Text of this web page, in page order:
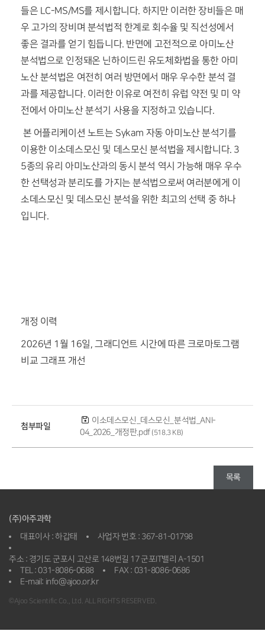
들은 LC-MS/MS를 제시합니다. 하지만 이러한 장비들은 매
우 고가의 장비며 분석법적 한계로 회수율 및 직선성에서
좋은 결과를 얻기 힘듭니다. 반면에 고전적으로 아미노산
분석법으로 인정돼온 닌하이드린 유도체화법을 통한 아미
노산 분석법은 여전히 여러 방면에서 매우 우수한 분석 결
과를 제공합니다. 이러한 이유로 여전히 유럽 약전 및 미 약
전에서 아미노산 분석기 사용을 지정하고 있습니다.
본 어플리케이션 노트는 Sykam 자동 아미노산 분석기를
이용한 이소데스모신 및 데스모신 분석법을 제시합니다. 3
5종의 유리 아미노산과의 동시 분석 역시 가능해 매우 우수
한 선택성과 분리도를 가지는 분석법으로써 여러분에게 이
소데스모신 및 데스모신 분석을 위한 최고의 선택 중 하나
입니다.
개정 이력
2026년 1월 16일, 그래디언트 시간에 따른 크로마토그램
비교 그래프 개선
첨부파일
이소데스모신_데스모신_분석법_ANI-
04_2026_개정판.pdf (518.3 KB)
목록
(주)아주과학
대표이사 : 하갑태 사업자 번호 : 367-81-01798
주소 : 경기도 군포시 고산로 148번길 17 군포IT밸리 A-1501
TEL : 031-8086-0688
FAX : 031-8086-0686
E-mail: info@ajoo.or.kr
©Ajoo Scientific Co., Ltd. ALL RIGHTS RESERVED.